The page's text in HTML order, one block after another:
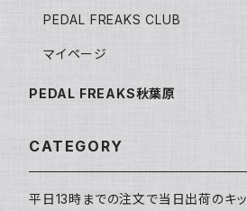
PEDAL FREAKS CLUB
マイページ
PEDAL FREAKS秋葉原
CATEGORY
平日13時までの注文で当日出荷のキッ